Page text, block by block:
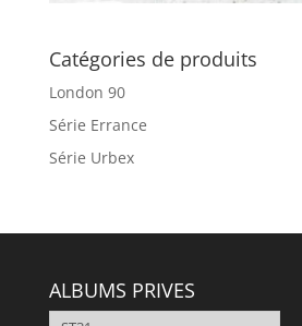
Catégories de produits
London 90
Série Errance
Série Urbex
ALBUMS PRIVES